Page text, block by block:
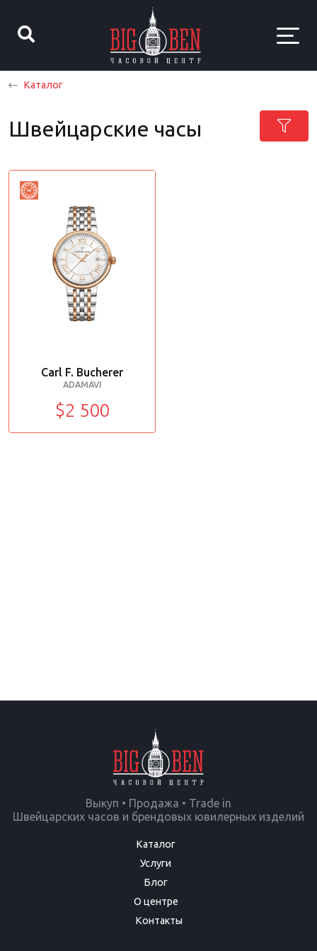
Каталог
Швейцарские часы
Carl F. Bucherer
ADAMAVI
$2 500
Выкуп • Продажа • Trade in
Швейцарских часов и брендовых ювилерных изделий
Каталог
Услуги
Блог
О центре
Контакты